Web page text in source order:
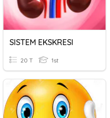
SISTEM EKSKRESI
20 T 1st